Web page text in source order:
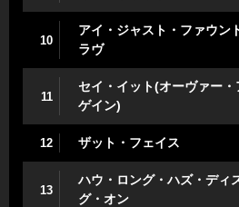
10
アイ・ジャスト・ファウン
ラヴ
11
セイ・イット(オーヴァー
ゲイン)
12 ザット・フェイス
13
ハウ・ロング・ハズ・ディ
グ・オン